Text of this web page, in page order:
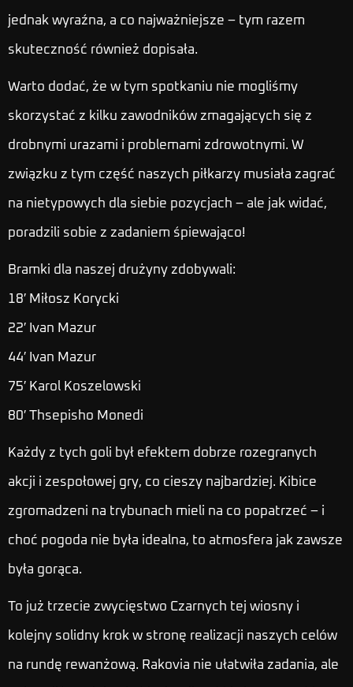
jednak wyraźna, a co najważniejsze – tym razem
skuteczność również dopisała.
Warto dodać, że w tym spotkaniu nie mogliśmy
skorzystać z kilku zawodników zmagających się z
drobnymi urazami i problemami zdrowotnymi. W
związku z tym część naszych piłkarzy musiała zagrać
na nietypowych dla siebie pozycjach – ale jak widać,
poradzili sobie z zadaniem śpiewająco!
Bramki dla naszej drużyny zdobywali:
18′ Miłosz Korycki
22′ Ivan Mazur
44′ Ivan Mazur
75′ Karol Koszelowski
80′ Thsepisho Monedi
Każdy z tych goli był efektem dobrze rozegranych
akcji i zespołowej gry, co cieszy najbardziej. Kibice
zgromadzeni na trybunach mieli na co popatrzeć – i
choć pogoda nie była idealna, to atmosfera jak zawsze
była gorąca.
To już trzecie zwycięstwo Czarnych tej wiosny i
kolejny solidny krok w stronę realizacji naszych celów
na rundę rewanżową. Rakovia nie ułatwiła zadania, ale